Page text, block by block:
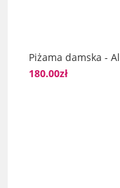
Piżama damska -
180.00zł